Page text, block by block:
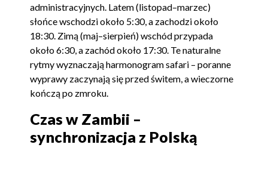
administracyjnych. Latem (listopad–marzec)
słońce wschodzi około 5:30, a zachodzi około
18:30. Zimą (maj–sierpień) wschód przypada
około 6:30, a zachód około 17:30. Te naturalne
rytmy wyznaczają harmonogram safari – poranne
wyprawy zaczynają się przed świtem, a wieczorne
kończą po zmroku.
Czas w Zambii –
synchronizacja z Polską